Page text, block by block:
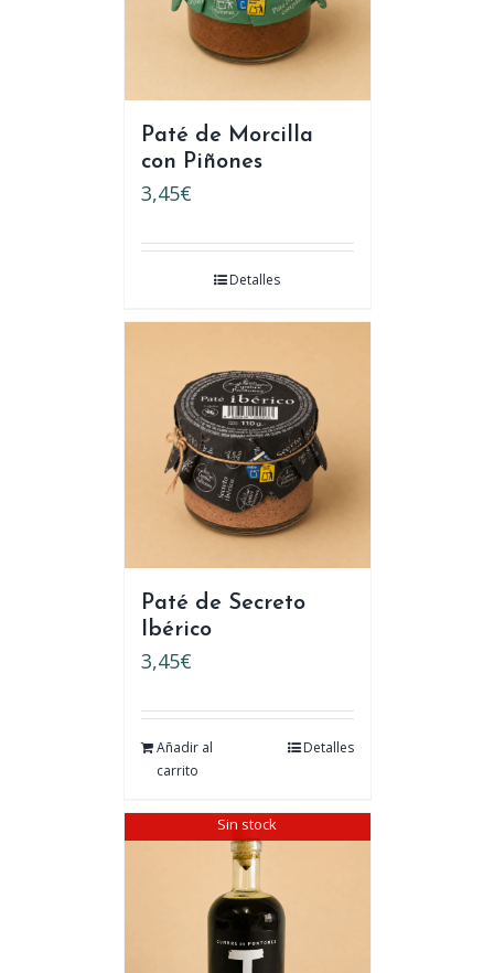
Paté de Morcilla
con Piñones
3,45€
Detalles
Paté de Secreto
Ibérico
3,45€
Añadir al
carrito
Detalles
Sin stock